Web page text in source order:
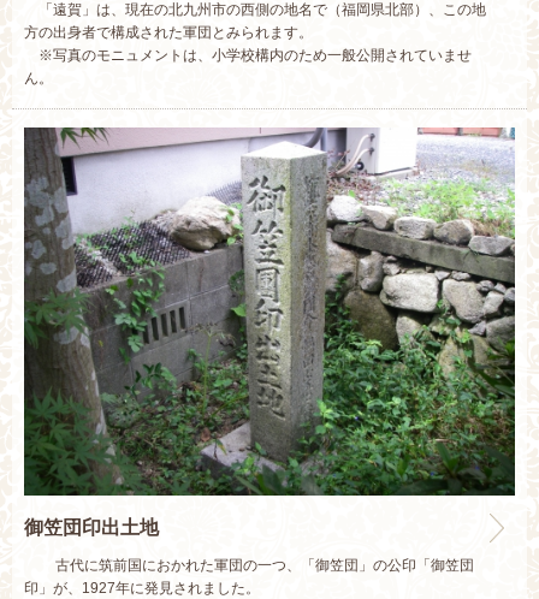
「遠賀」は、現在の北九州市の西側の地名で（福岡県北部）、この地
方の出身者で構成された軍団とみられます。
※写真のモニュメントは、小学校構内のため一般公開されていませ
ん。
御笠団印出土地
古代に筑前国におかれた軍団の一つ、「御笠団」の公印「御笠団
印」が、1927年に発見されました。